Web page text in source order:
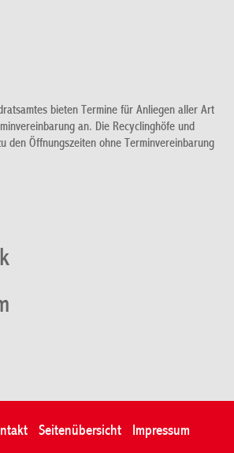
bieten Termine für Anliegen aller Art
an. Die Recyclinghöfe und
den Öffnungszeiten ohne Terminvereinbarung
Seitenübersicht Impressum